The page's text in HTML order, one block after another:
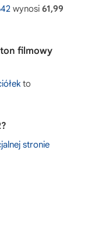
wynosi 61,99
filmowy
to
stronie